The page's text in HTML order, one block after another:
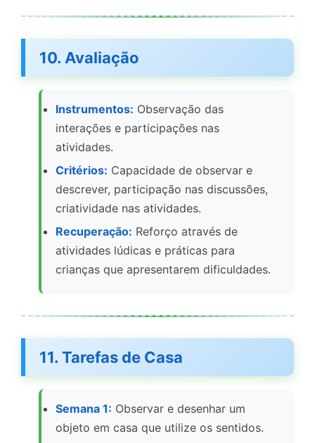
10. Avaliação
Instrumentos: Observação das
interações e participações nas
atividades.
Critérios: Capacidade de observar e
descrever, participação nas discussões,
criatividade nas atividades.
Recuperação: Reforço através de
atividades lúdicas e práticas para
crianças que apresentarem dificuldades.
11. Tarefas de Casa
Semana 1: Observar e desenhar um
objeto em casa que utilize os sentidos.